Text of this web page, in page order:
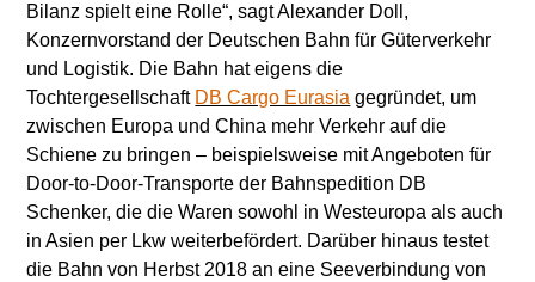
Bilanz spielt eine Rolle“, sagt Alexander Doll,
Konzernvorstand der Deutschen Bahn für Güterverkehr
und Logistik. Die Bahn hat eigens die
Tochtergesellschaft DB Cargo Eurasia gegründet, um
zwischen Europa und China mehr Verkehr auf die
Schiene zu bringen – beispielsweise mit Angeboten für
Door-to-Door-Transporte der Bahnspedition DB
Schenker, die die Waren sowohl in Westeuropa als auch
in Asien per Lkw weiterbefördert. Darüber hinaus testet
die Bahn von Herbst 2018 an eine Seeverbindung von